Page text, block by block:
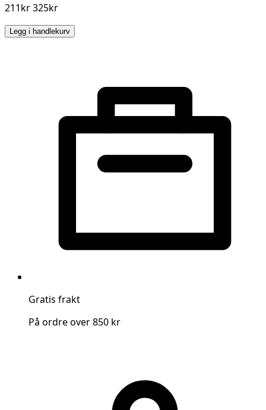
211kr 325kr
Legg i handlekurv
Gratis frakt
På ordre over 850 kr